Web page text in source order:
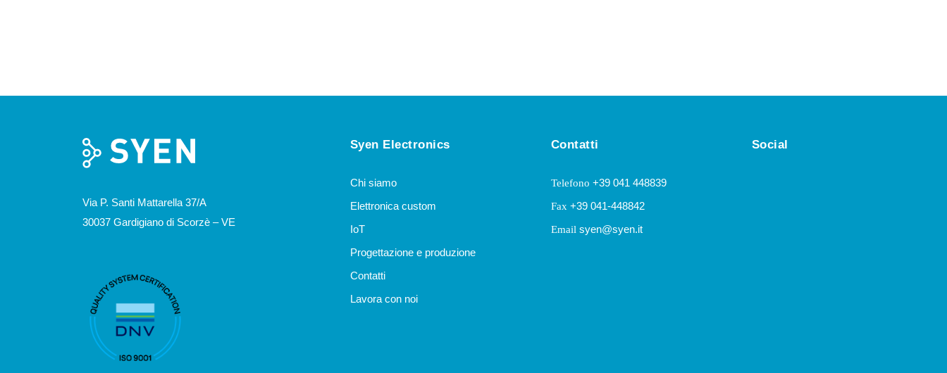
Via P. Santi Mattarella 37/A
30037 Gardigiano di Scorzè – VE
Syen Electronics
Chi siamo
Elettronica custom
IoT
Progettazione e produzione
Contatti
Lavora con noi
Contatti
Telefono +39 041 448839
Fax +39 041-448842
Email syen@syen.it
Social